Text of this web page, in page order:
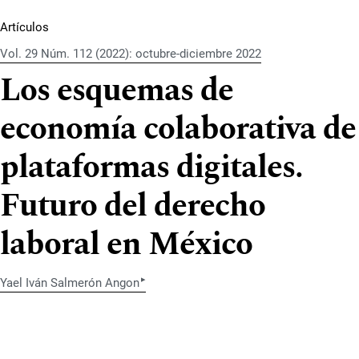
Artículos
Vol. 29 Núm. 112 (2022): octubre-diciembre 2022
Los esquemas de
economía colaborativa de
plataformas digitales.
Futuro del derecho
laboral en México
Yael Iván Salmerón Angon▸